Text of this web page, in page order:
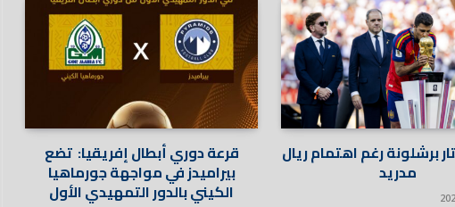
برشلونة رغم اهتمام ريال
مدريد
قرعة دوري أبطال إفريقيا: تضع
بيراميدز في مواجهة جورماهيا
الكيني بالدور التمهيدي الأول